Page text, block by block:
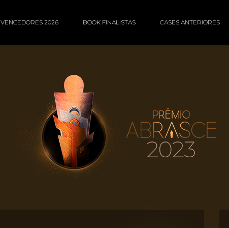
VENCEDORES 2026 BOOK FINALISTAS CASES ANTERIORES